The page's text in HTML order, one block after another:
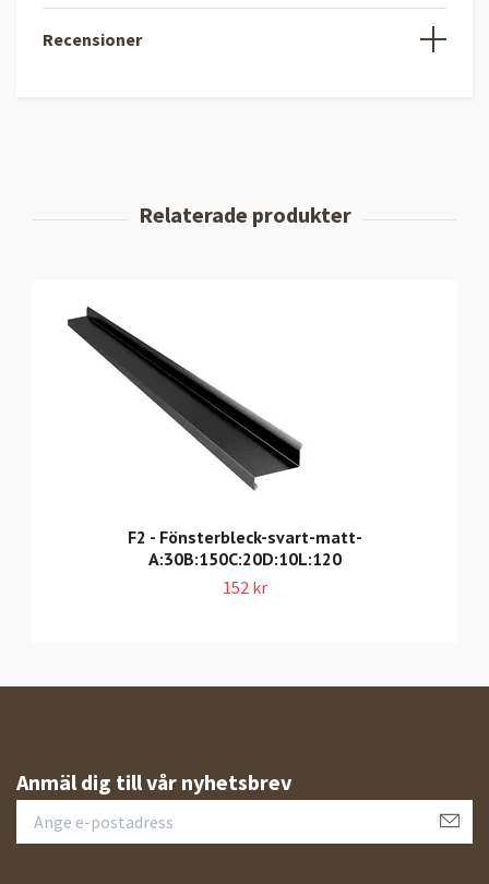
Recensioner
F2 - Fönsterbleck-svart-matt-
A:30B:150C:20D:10L:120
152 kr
Anmäl dig till vår nyhetsbrev